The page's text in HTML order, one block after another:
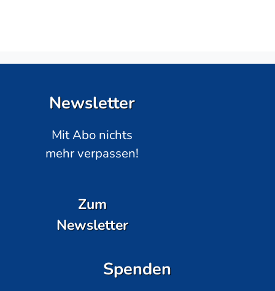
Newsletter
Mit Abo nichts
mehr verpassen!
Zum
Newsletter
Spenden